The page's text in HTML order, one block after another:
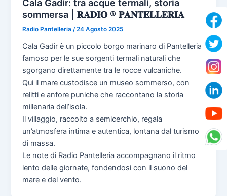
Cala Gadir: tra acque termali, storia
sommersa | 𝐑𝐀𝐃𝐈𝐎 ® 𝐏𝐀𝐍𝐓𝐄𝐋𝐋𝐄𝐑𝐈𝐀
Radio Pantelleria/24 Agosto 2025
Cala Gadir è un piccolo borgo marinaro di Pantelleria,
famoso per le sue sorgenti termali naturali che
sgorgano direttamente tra le rocce vulcaniche.
Qui il mare custodisce un museo sommerso, con
relitti e anfore puniche che raccontano la storia
millenaria dell’isola.
Il villaggio, raccolto a semicerchio, regala
un’atmosfera intima e autentica, lontana dal turismo
di massa.
Le note di Radio Pantelleria accompagnano il ritmo
lento delle giornate, fondendosi con il suono del
mare e del vento.